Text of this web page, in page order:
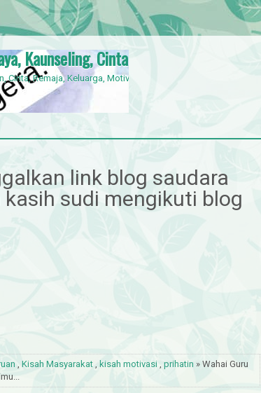
Kaunseling, Cinta, Orang Kelainan Upaya,
Remaja, Keluarga, Motivasi, OKU,
link blog saudara
kasih sudi mengikuti blog
Kisah Masyarakat kisah motivasi prihatin » Wahai Guru